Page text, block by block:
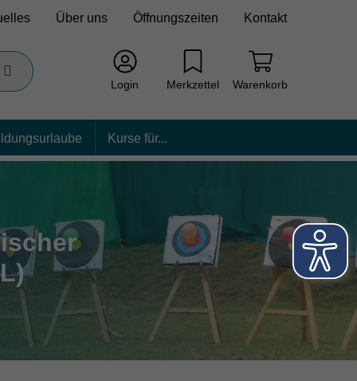
Über uns Öffnungszeiten Kontakt
Login Merkzettel Warenkorb
Kurse für...